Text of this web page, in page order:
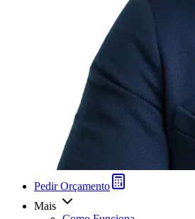
Pedir Orçamento
Mais